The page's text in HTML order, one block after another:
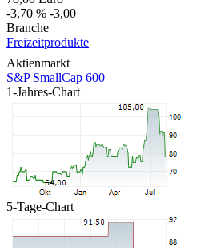
-3,70 % -3,00
Branche
Freizeitprodukte
Aktienmarkt
S&P SmallCap 600
1-Jahres-Chart
5-Tage-Chart